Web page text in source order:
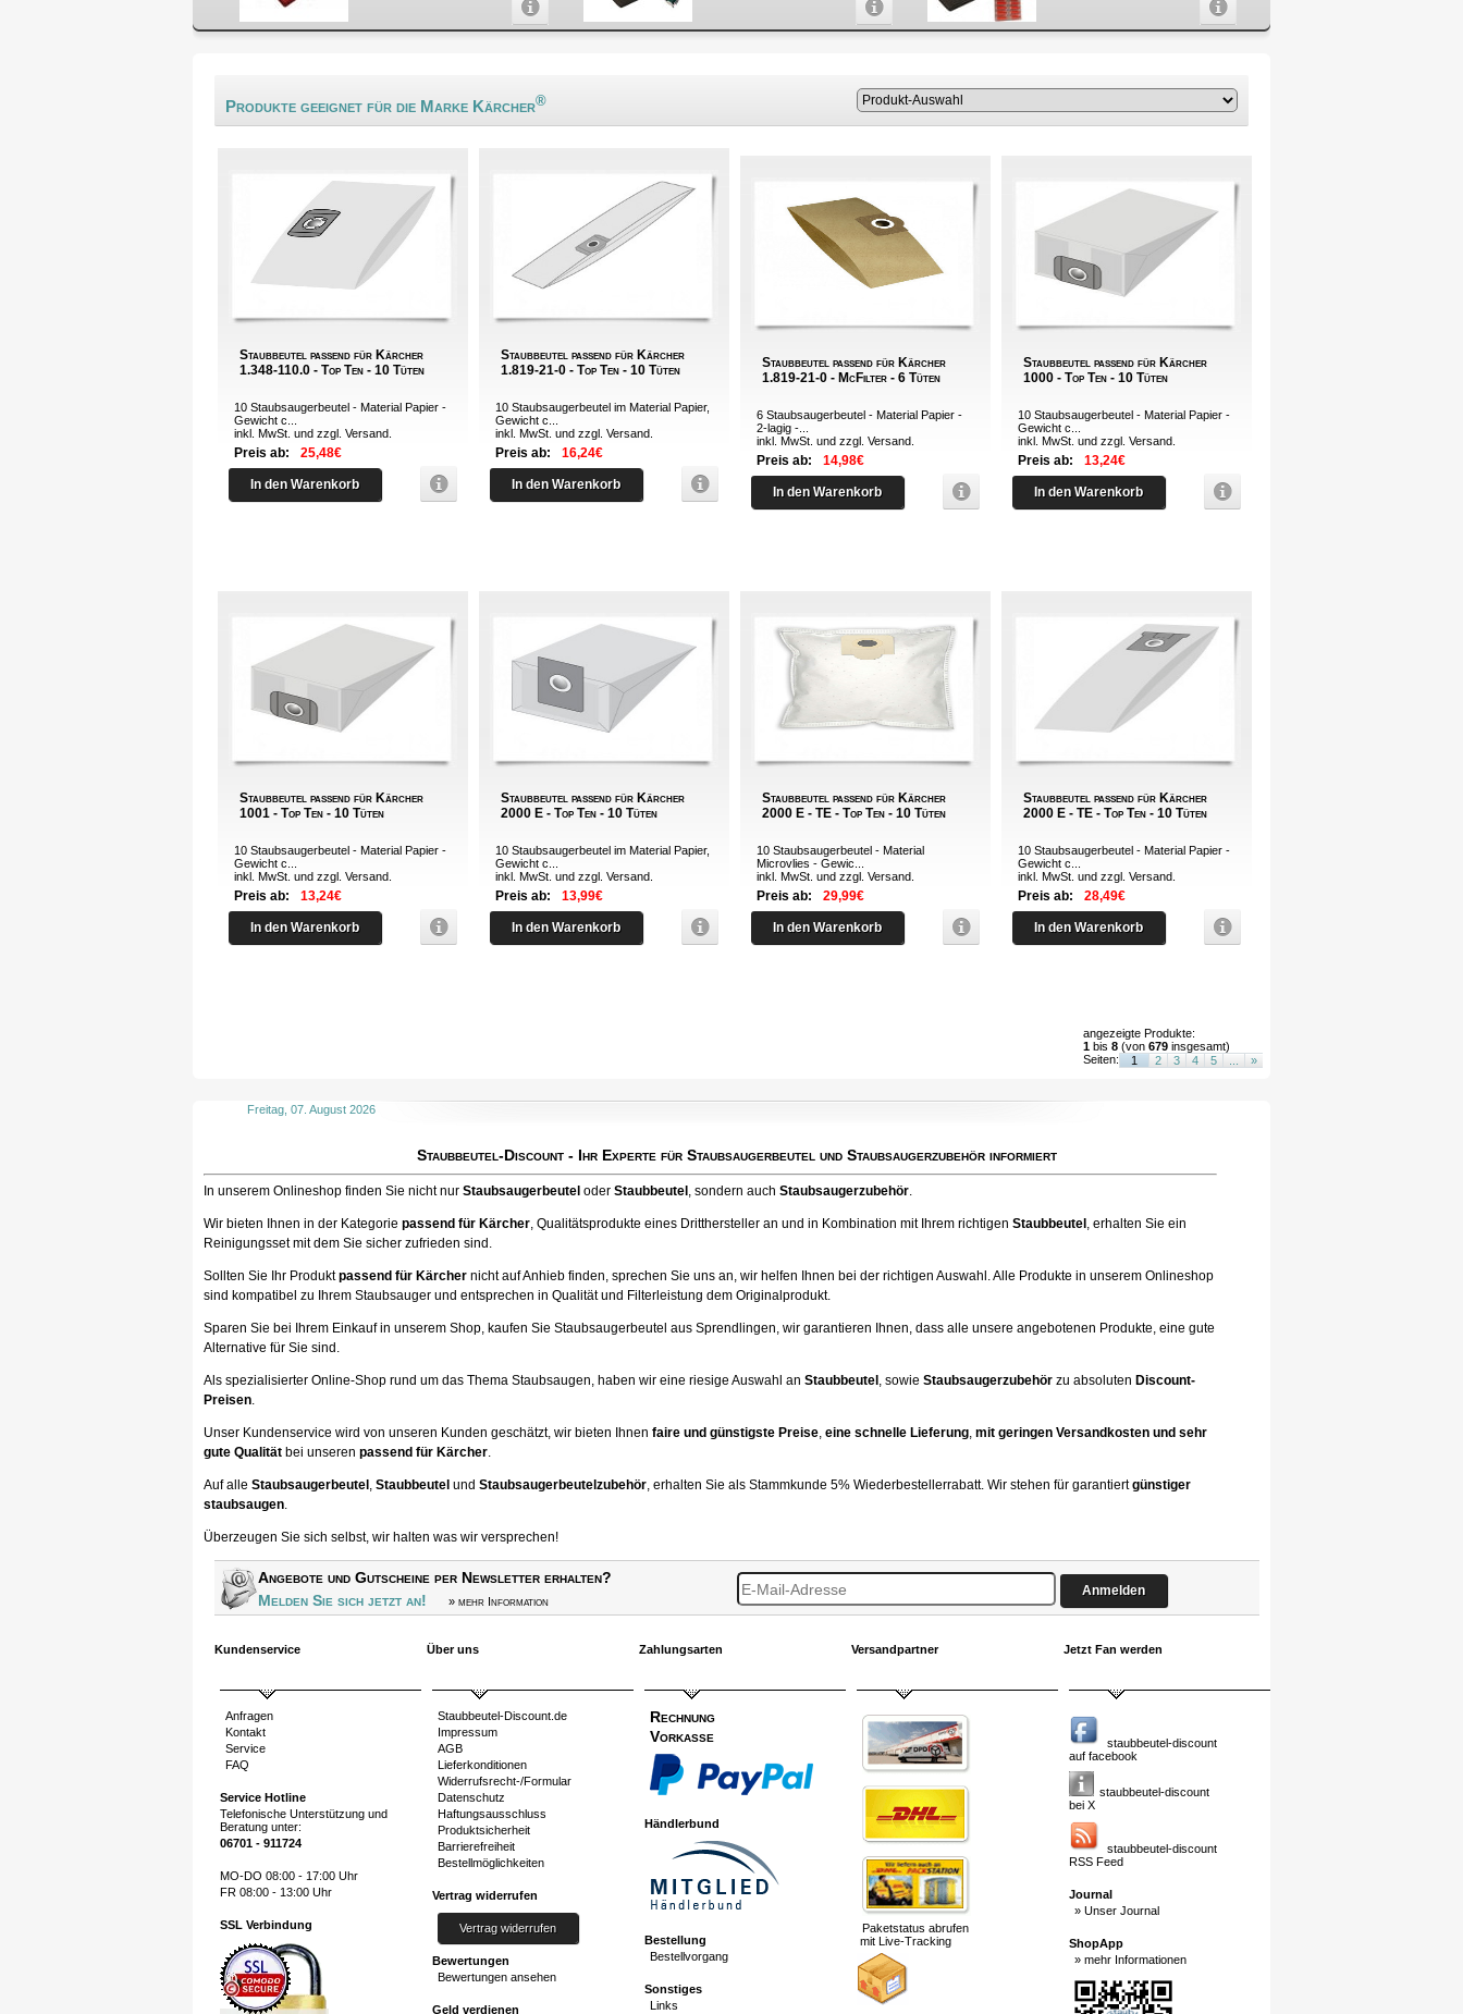
Produkte geeignet für die Marke Kärcher®
Staubbeutel passend für Kärcher
1.348-110.0 - Top Ten - 10 Tüten
10 Staubsaugerbeutel - Material Papier -
Gewicht c...
inkl. MwSt. und zzgl. Versand
Preis ab: 25,48€
In den Warenkorb
Staubbeutel passend für Kärcher
1.819-21-0 - Top Ten - 10 Tüten
10 Staubsaugerbeutel im Material Papier,
Gewicht c...
inkl. MwSt. und zzgl. Versand
Preis ab: 16,24€
In den Warenkorb
Staubbeutel passend für Kärcher
1.819-21-0 - McFilter - 6 Tüten
6 Staubsaugerbeutel - Material Papier -
2-lagig -...
inkl. MwSt. und zzgl. Versand
Preis ab: 14,98€
In den Warenkorb
Staubbeutel passend für Kärcher
1000 - Top Ten - 10 Tüten
10 Staubsaugerbeutel - Material Papier -
Gewicht c...
inkl. MwSt. und zzgl. Versand
Preis ab: 13,24€
In den Warenkorb
Staubbeutel passend für Kärcher
1001 - Top Ten - 10 Tüten
10 Staubsaugerbeutel - Material Papier -
Gewicht c...
inkl. MwSt. und zzgl. Versand
Preis ab: 13,24€
In den Warenkorb
Staubbeutel passend für Kärcher
2000 E - Top Ten - 10 Tüten
10 Staubsaugerbeutel im Material Papier,
Gewicht c...
inkl. MwSt. und zzgl. Versand
Preis ab: 13,99€
In den Warenkorb
Staubbeutel passend für Kärcher
2000 E - TE - Top Ten - 10 Tüten
10 Staubsaugerbeutel - Material
Microvlies - Gewic...
inkl. MwSt. und zzgl. Versand
Preis ab: 29,99€
In den Warenkorb
Staubbeutel passend für Kärcher
2000 E - TE - Top Ten - 10 Tüten
10 Staubsaugerbeutel - Material Papier -
Gewicht c...
inkl. MwSt. und zzgl. Versand
Preis ab: 28,49€
In den Warenkorb
angezeigte Produkte:
1 bis 8 (von 679 insgesamt)
Seiten:
1 2 3 4 5 »
Freitag, 07. August 2026
Staubbeutel-Discount - Ihr Experte für Staubsaugerbeutel und Staubsaugerzubehör informiert
In unserem Onlineshop finden Sie nicht nur Staubsaugerbeutel oder Staubbeutel , sondern auch Staubsaugerzubehör.
Wir bieten Ihnen in der Kategorie passend für Kärcher, Qualitätsprodukte eines Dritthersteller an und in Kombination mit Ihrem richtigen Staubbeutel , erhalten Sie ein
Reinigungsset mit dem Sie sicher zufrieden sind.
Sollten Sie Ihr Produktpassend für Kärcher nicht auf Anhieb finden, sprechen Sie uns an, wir helfen Ihnen bei der richtigen Auswahl. Alle Produkte in unserem Onlineshop
sind kompatibel zu Ihrem Staubsauger und entsprechen in Qualität und Filterleistung dem Originalprodukt.
Sparen Sie bei Ihrem Einkauf in unserem Shop, kaufen Sie Staubsaugerbeutel aus Sprendlingen, wir garantieren Ihnen, dass alle unsere angebotenen Produkte, eine gute
Alternative für Sie sind.
Als spezialisierter Online-Shop rund um das Thema Staubsaugen, haben wir eine riesige Auswahl an Staubbeutel , sowie Staubsaugerzubehör zu absoluten Discount-
Preisen.
Unser Kundenservice wird von unseren Kunden geschätzt, wir bieten Ihnen faire und günstigste Preise, eine schnelle Lieferung, mit geringen Versandkosten und sehr
gute Qualität bei unseren passend für Kärcher.
Auf alle Staubsaugerbeutel , Staubbeutel und Staubsaugerbeutelzubehör, erhalten Sie als Stammkunde 5% Wiederbestellerrabatt. Wir stehen für garantiertgünstiger
staubsaugen.
Überzeugen Sie sich selbst, wir halten was wir versprechen!
Angebote und Gutscheine per Newsletter erhalten?
Melden Sie sich jetzt an!
» mehr Information
Kundenservice
Anfragen
Kontakt
Service
FAQ
Service Hotline
Telefonische Unterstützung und
Beratung unter:
06701 - 911724
MO-DO 08:00 - 17:00 Uhr
FR 08:00 - 13:00 Uhr
SSL Verbindung
Über uns
Staubbeutel-Discount.de
Impressum
AGB
Lieferkonditionen
Widerrufsrecht-/Formular
Datenschutz
Haftungsausschluss
Produktsicherheit
Barrierefreiheit
Bestellmöglichkeiten
Vertrag widerrufen
Vertrag widerrufen
Bewertungen
Bewertungen ansehen
Geld verdienen
Zahlungsarten
Rechnung
Vorkasse
Händlerbund
Bestellung
Bestellvorgang
Sonstiges
Links
Versandpartner
Paketstatus abrufen
mit Live-Tracking
Jetzt Fan werden
staubbeutel-discount
auf facebook
staubbeutel-discount
bei X
staubbeutel-discount
RSS Feed
Journal
» Unser Journal
ShopApp
» mehr Informationen